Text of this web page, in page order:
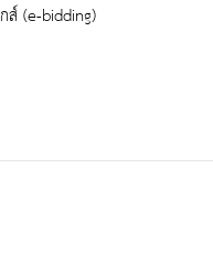
ส์ (e-bidding)